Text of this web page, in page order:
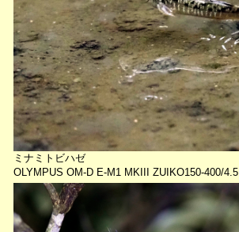
ミナミトビハゼ
OLYMPUS OM-D E-M1 MKIII ZUIKO150-400/4.5